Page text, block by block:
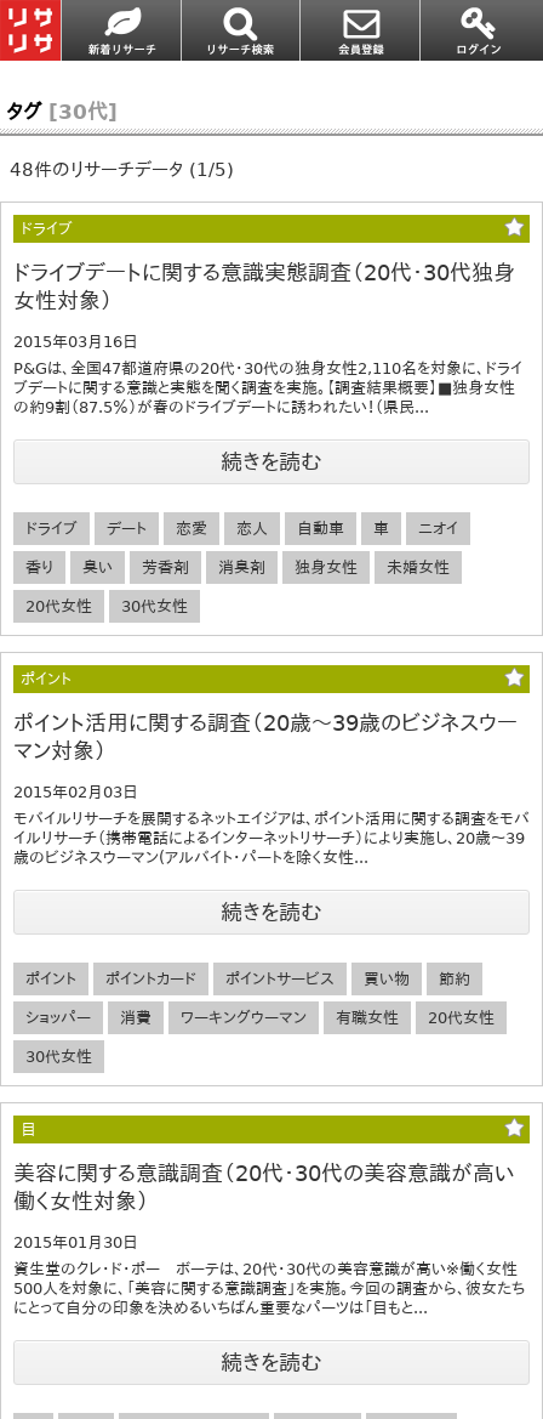
タグ [30代]
48件のリサーチデータ (1/5)
ドライブ
ドライブデートに関する意識実態調査（20代・30代独身
女性対象）
2015年03月16日
P&Gは、全国47都道府県の20代・30代の独身女性2,110名を対象に、ドライ
ブデートに関する意識と実態を聞く調査を実施。【調査結果概要】■独身女性
の約9割（87.5％）が春のドライブデートに誘われたい！（県民...
続きを読む
ドライブ デート 恋愛 恋人 自動車 車 ニオイ
香り 臭い 芳香剤 消臭剤 独身女性 未婚女性
20代女性 30代女性
ポイント
ポイント活用に関する調査（20歳～39歳のビジネスウー
マン対象）
2015年02月03日
モバイルリサーチを展開するネットエイジアは、ポイント活用に関する調査をモバ
イルリサーチ（携帯電話によるインターネットリサーチ）により実施し、20歳～39
歳のビジネスウーマン(アルバイト・パートを除く女性...
続きを読む
ポイント ポイントカード ポイントサービス 買い物 節約
ショッパー 消費 ワーキングウーマン 有職女性 20代女性
30代女性
目
美容に関する意識調査（20代・30代の美容意識が高い
働く女性対象）
2015年01月30日
資生堂のクレ・ド・ポー ボーテは、20代・30代の美容意識が高い※働く女性
500人を対象に、「美容に関する意識調査」を実施。今回の調査から、彼女たち
にとって自分の印象を決めるいちばん重要なパーツは「目もと...
続きを読む